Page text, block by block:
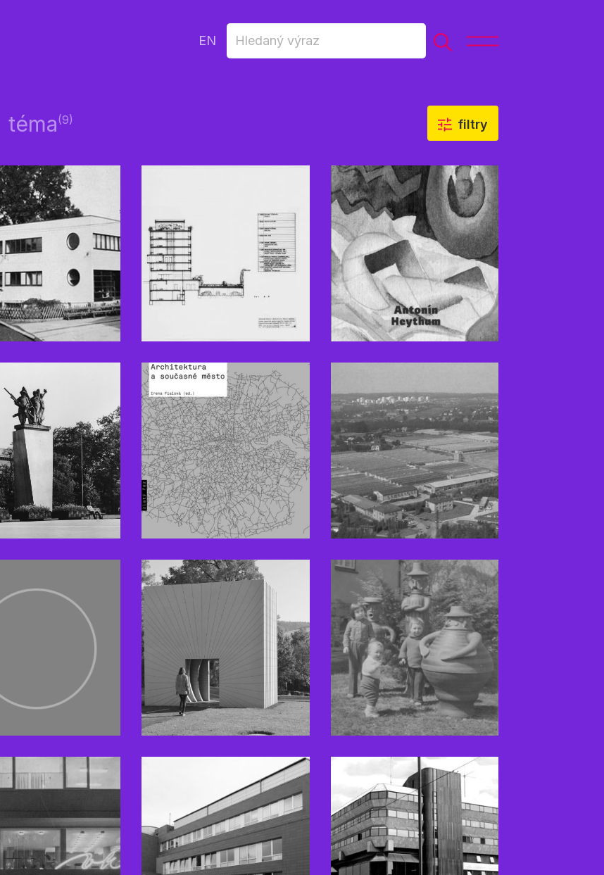
EN
téma(9) filtry